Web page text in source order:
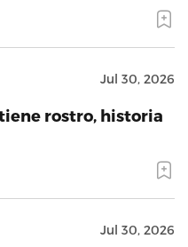
Jul 30, 2026
rostro, historia
Jul 30, 2026